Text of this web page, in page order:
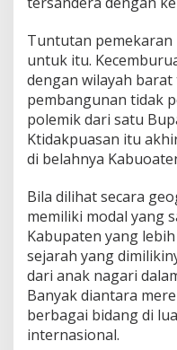
Tuntutan
untuk itu.
dengan wilayah
pembangunan tidak
polemik dari satu
Ktidakpuasan itu
di belahnya
Bila dilihat secara
memiliki modal yang
Kabupaten yang
sejarah yang
dari anak nagari
Banyak diantara
berbagai bidang di
internasional.